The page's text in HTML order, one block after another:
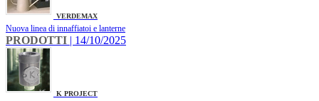
VERDEMAX
Nuova linea di innaffiatoi e lanterne
PRODOTTI | 14/10/2025
K PROJECT